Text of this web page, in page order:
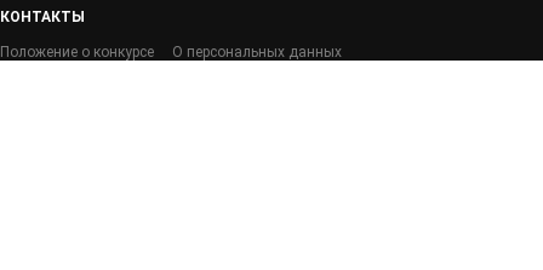
КОНТАКТЫ
Положение о конкурсе О персональных данных